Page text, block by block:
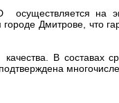
осуществляется на
Дмитрове, что
В составах